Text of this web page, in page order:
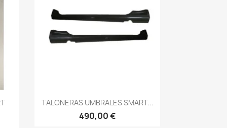
Vista rápida
TALONERAS UMBRALES SMART...
490,00 €